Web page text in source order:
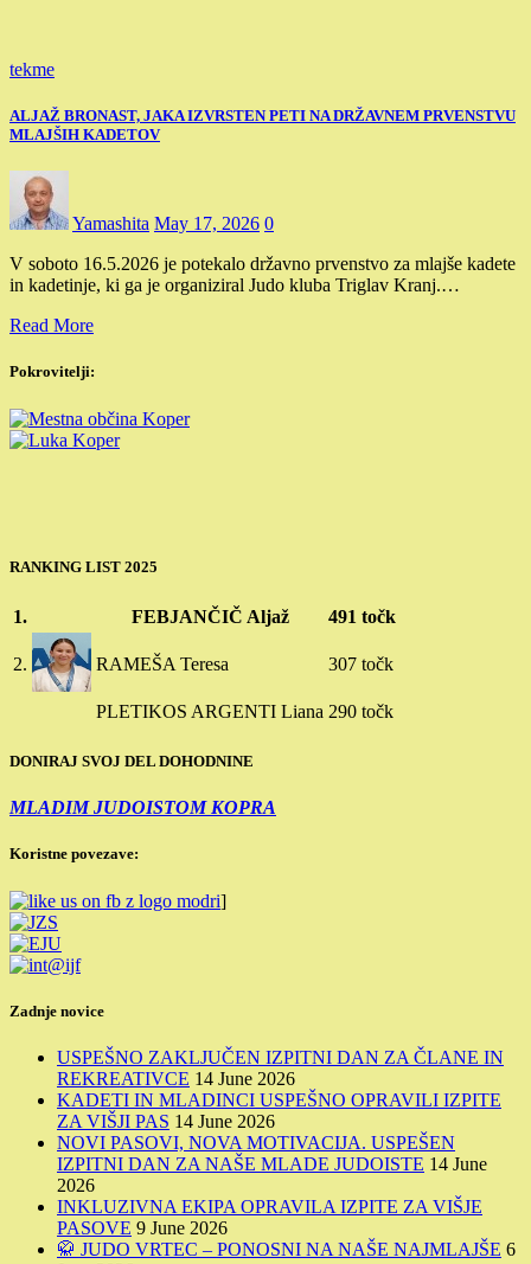
tekme
ALJAŽ BRONAST, JAKA IZVRSTEN PETI NA DRŽAVNEM PRVENSTVU
MLAJŠIH KADETOV
Yamashita May 17, 2026 0
V soboto 16.5.2026 je potekalo državno prvenstvo za mlajše kadete
in kadetinje, ki ga je organiziral Judo kluba Triglav Kranj.…
Read More
Pokrovitelji:
RANKING LIST 2025
1. FEBJANČIČ Aljaž 491 točk
2. RAMEŠA Teresa 307 točk
PLETIKOS ARGENTI Liana 290 točk
DONIRAJ SVOJ DEL DOHODNINE
MLADIM JUDOISTOM KOPRA
Koristne povezave:
]
Zadnje novice
USPEŠNO ZAKLJUČEN IZPITNI DAN ZA ČLANE IN
REKREATIVCE 14 June 2026
KADETI IN MLADINCI USPEŠNO OPRAVILI IZPITE
ZA VIŠJI PAS 14 June 2026
NOVI PASOVI, NOVA MOTIVACIJA. USPEŠEN
IZPITNI DAN ZA NAŠE MLADE JUDOISTE 14 June
2026
INKLUZIVNA EKIPA OPRAVILA IZPITE ZA VIŠJE
PASOVE 9 June 2026
🥋 JUDO VRTEC – PONOSNI NA NAŠE NAJMLAJŠE 6